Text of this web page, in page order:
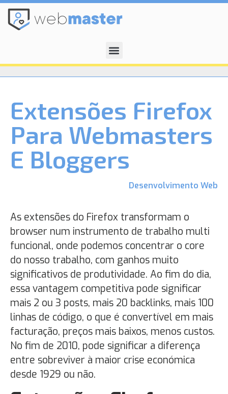
Extensões Firefox
Para Webmasters
E Bloggers
Desenvolvimento Web
As extensões do Firefox transformam o
browser num instrumento de trabalho multi
funcional, onde podemos concentrar o core
do nosso trabalho, com ganhos muito
significativos de produtividade. Ao fim do dia,
essa vantagem competitiva pode significar
mais 2 ou 3 posts, mais 20 backlinks, mais 100
linhas de código, o que é convertível em mais
facturação, preços mais baixos, menos custos.
No fim de 2010, pode significar a diferença
entre sobreviver à maior crise económica
desde 1929 ou não.